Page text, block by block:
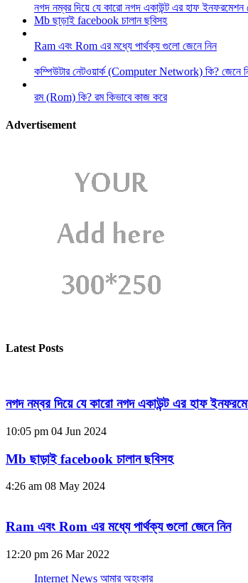
নগদ নম্বর দিয়ে যে কারো নগদ একাউন্ট এর হাফ
Mb ছাড়াই facebook চালান ছবিসহ
Ram এবং Rom এর মধ্যে পার্থক্য গুলো জেনে নিন
কম্পিউটার নেটওয়ার্ক (Computer Network) কি? জেনে
রম (Rom) কি? রম কিভাবে কাজ করে
Advertisement
Latest Posts
নগদ নম্বর দিয়ে যে কারো নগদ একাউন্ট এর হাফ
10:05 pm 04 Jun 2024
Mb ছাড়াই facebook চালান ছবিসহ
4:26 am 08 May 2024
Ram এবং Rom এর মধ্যে পার্থক্য গুলো জেনে নিন
12:20 pm 26 Mar 2022
Internet News আমার অহংকার